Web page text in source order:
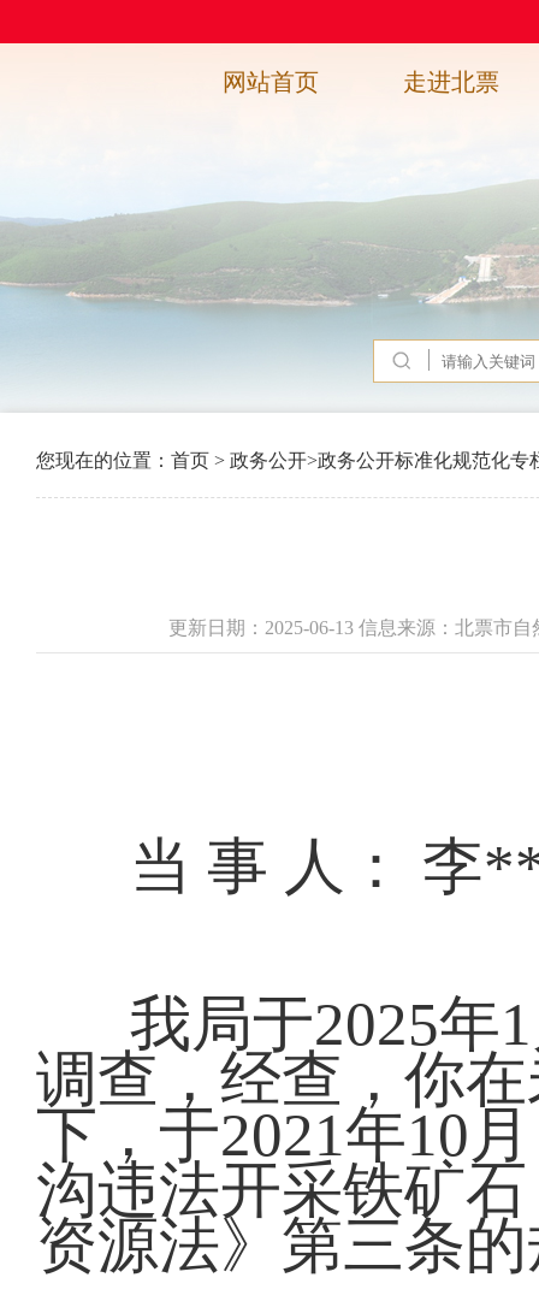
网站首页 走进北票
您现在的位置： 首页 > 政务公开>政务公开标准化规范化专
更新日期：2025-06-13 信息来源：北票市
当
我局于2025年
调查，经查，你
下，于2021年10
沟违法开采铁矿
资源法》第三条